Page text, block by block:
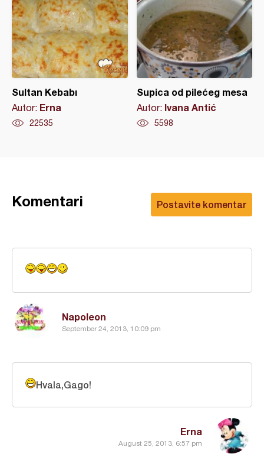
Sultan Kebabı
Autor: Erna
22535
Supica od pilećeg mesa
Autor: Ivana Antić
5598
Postavite komentar
Komentari
Napoleon
September 24, 2013, 10:09 pm
Erna
August 25, 2013, 6:57 pm
Hvala,Gago!